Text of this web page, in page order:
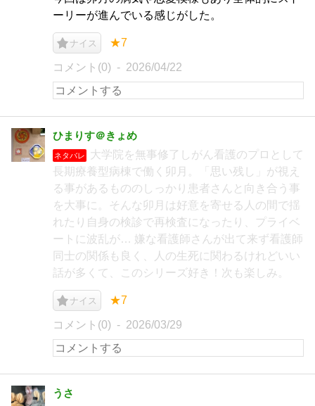
ーリーが進んでいる感じがした。
ナイス ★7
コメント(0) 2026/04/22
ひまりす＠きょめ
ネタバレ
大学院を無事修了しがん看護のプロとして
長期療養型病棟で働く卯月。「思い残し」が視え
る事があるもののしっかり患者さんと向き合う事
を大事に。そんな卯月は好意を寄せる人の間で揺
れたり自身の検診で再検査になったり、プライベ
ートに波乱が… 嫌な看護師さんが出て来ず看護師
同士の関係も良く、人の生死に関わるけれどいい
話が多くて、このシリーズ好き！次も楽しみ。
ナイス ★7
コメント(0) 2026/03/29
うさ